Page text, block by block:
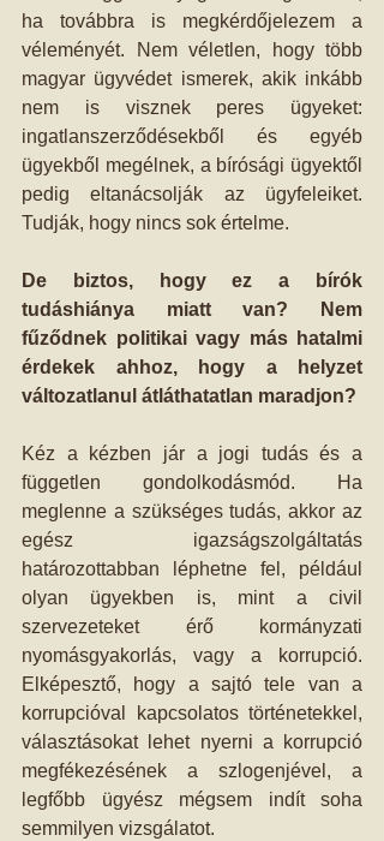
ha továbbra is megkérdőjelezem a
véleményét. Nem véletlen, hogy több
magyar ügyvédet ismerek, akik inkább
nem is visznek peres ügyeket:
ingatlanszerződésekből és egyéb
ügyekből megélnek, a bírósági ügyektől
pedig eltanácsolják az ügyfeleiket.
Tudják, hogy nincs sok értelme.
De biztos, hogy ez a bírók
tudáshiánya miatt van? Nem
fűződnek politikai vagy más hatalmi
érdekek ahhoz, hogy a helyzet
változatlanul átláthatatlan maradjon?
Kéz a kézben jár a jogi tudás és a
független gondolkodásmód. Ha
meglenne a szükséges tudás, akkor az
egész igazságszolgáltatás
határozottabban léphetne fel, például
olyan ügyekben is, mint a civil
szervezeteket érő kormányzati
nyomásgyakorlás, vagy a korrupció.
Elképesztő, hogy a sajtó tele van a
korrupcióval kapcsolatos történetekkel,
választásokat lehet nyerni a korrupció
megfékezésének a szlogenjével, a
legfőbb ügyész mégsem indít soha
semmilyen vizsgálatot.